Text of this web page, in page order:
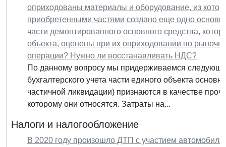
оприходованы материалы и оборудование, из
приобретенными частями создано еще одно
части демонтированного основного средства,
объекта, оценены при их оприходовании по
операции? Нужно ли восстанавливать НДС?
По данному вопросу мы придерживаемся
бухгалтерского учета части единого объекта
частичной ликвидации) признаются в качестве
которому они относятся. Затраты на...
Налоги и налогообложение
В 2020 году произошло ДТП с участием